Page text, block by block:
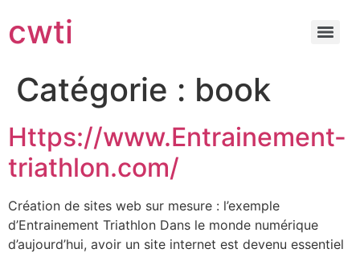
cwti
Catégorie : book
Https://www.Entrainement-
triathlon.com/
Création de sites web sur mesure : l’exemple
d’Entrainement Triathlon Dans le monde numérique
d’aujourd’hui, avoir un site internet est devenu essentiel